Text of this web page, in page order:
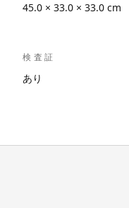
45.0 × 33.0 × 33.0 cm
検査証
あり